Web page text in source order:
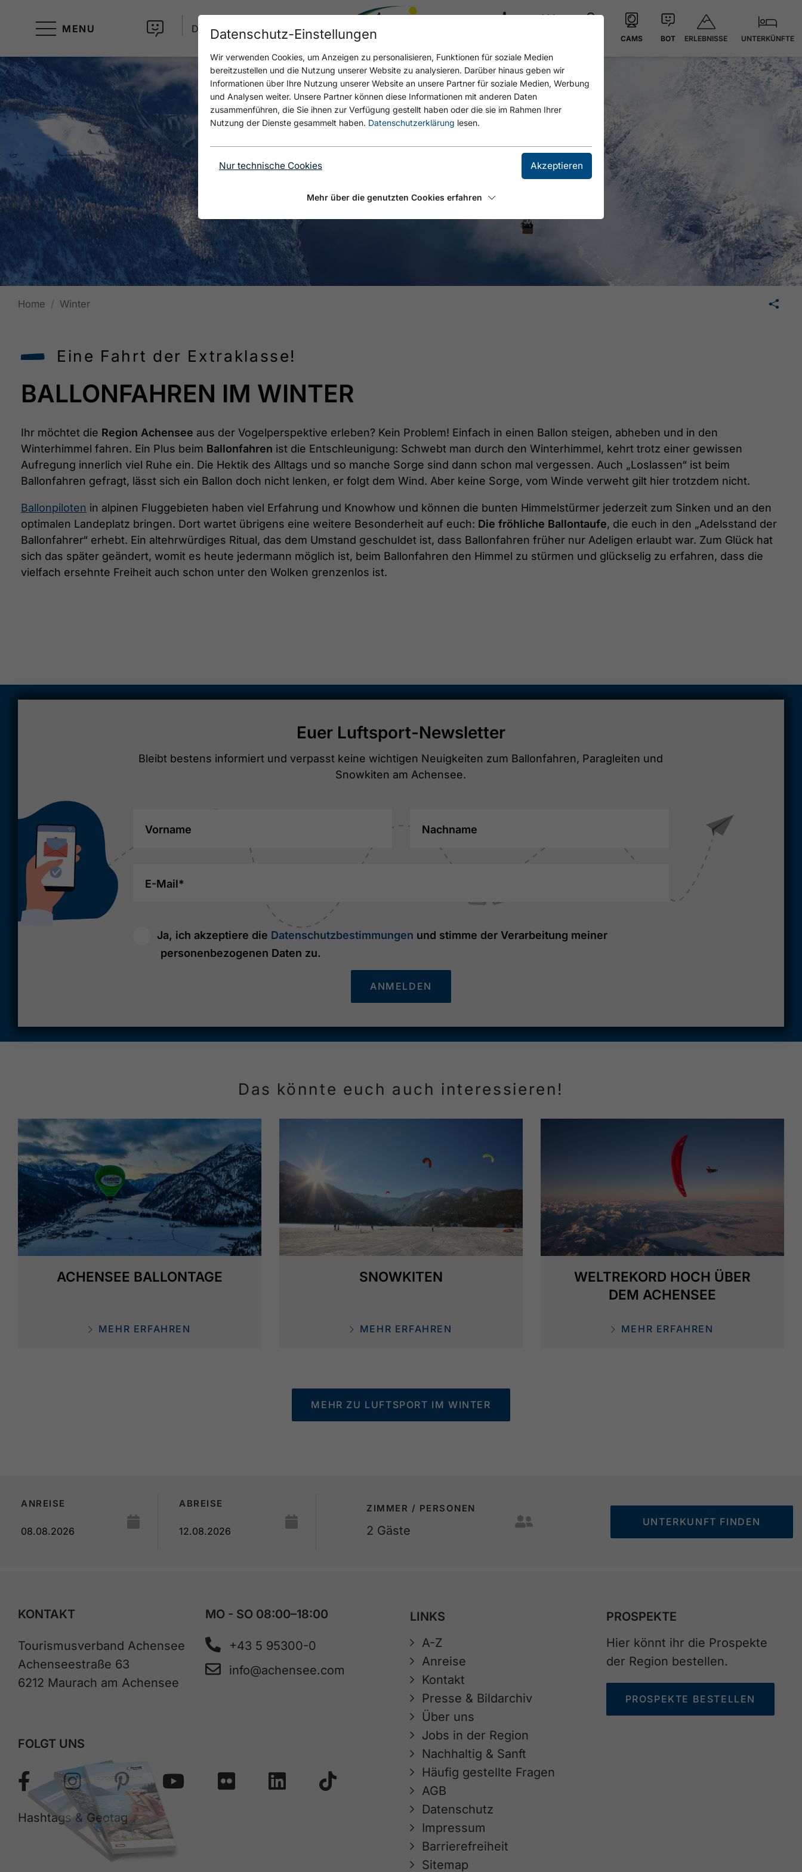
MENU DE
CAMS BOT ERLEBNISSE UNTERKÜNFTE
Home Winter 🛄
Eine Fahrt der Extraklasse!
BALLONFAHREN IM WINTER
Ihr möchtet die Region Achensee aus der Vogelperspektive erleben? Kein Problem! Einfach in einen Ballon steigen, abheben und in den
Winterhimmel fahren. Ein Plus beim Ballonfahren ist die Entschleunigung: Schwebt man durch den Winterhimmel, kehrt trotz einer gewissen
Aufregung innerlich viel Ruhe ein. Die Hektik des Alltags und so manche Sorge sind dann schon mal vergessen. Auch „Loslassen“ ist beim
Ballonfahren gefragt, lässt sich ein Ballon doch nicht lenken, er folgt dem Wind. Aber keine Sorge, vom Winde verweht gilt hier trotzdem nicht.
Ballonpiloten in alpinen Fluggebieten haben viel Erfahrung und Knowhow und können die bunten Himmelstürmer jederzeit zum Sinken und an den
optimalen Landeplatz bringen. Dort wartet übrigens eine weitere Besonderheit auf euch: Die fröhliche Ballontaufe, die euch in den „Adelsstand der
Ballonfahrer“ erhebt. Ein altehrwürdiges Ritual, das dem Umstand geschuldet ist, dass Ballonfahren früher nur Adeligen erlaubt war. Zum Glück hat
sich das später geändert, womit es heute jedermann möglich ist, beim Ballonfahren den Himmel zu stürmen und glückselig zu erfahren, dass die
vielfach ersehnte Freiheit auch schon unter den Wolken grenzenlos ist.
Euer Luftsport-Newsletter
Bleibt bestens informiert und verpasst keine wichtigen Neuigkeiten zum Ballonfahren, Paragleiten und
Snowkiten am Achensee.
Vorname Nachname
E-Mail*
Ja, ich akzeptiere die Datenschutzbestimmungen und stimme der Verarbeitung meiner
personenbezogenen Daten zu.
ANMELDEN
Das könnte euch auch interessieren!
ACHENSEE BALLONTAGE
MEHR ERFAHREN
SNOWKITEN
MEHR ERFAHREN
WELTREKORD HOCH ÜBER
DEM ACHENSEE
MEHR ERFAHREN
MEHR ZU LUFTSPORT IM WINTER
ANREISE ABREISE ZIMMER / PERSONEN
2 Gäste
UNTERKUNFT FINDEN
KONTAKT
Tourismusverband Achensee
Achenseestraße 63
6212 Maurach am Achensee
MO - SO 08:00–18:00
+43 5 95300-0
info@achensee.com
FOLGT UNS
Hashtags & Geotag
LINKS
A-Z
Anreise
Kontakt
Presse & Bildarchiv
Über uns
Jobs in der Region
Nachhaltig & Sanft
Häufig gestellte Fragen
AGB
Datenschutz
Impressum
Barrierefreiheit
Sitemap
PROSPEKTE
Hier könnt ihr die Prospekte
der Region bestellen.
PROSPEKTE BESTELLEN
Datenschutz-Einstellungen
Wir verwenden Cookies, um Anzeigen zu personalisieren, Funktionen für soziale Medien
bereitzustellen und die Nutzung unserer Website zu analysieren. Darüber hinaus geben wir
Informationen über Ihre Nutzung unserer Website an unsere Partner für soziale Medien, Werbung
und Analysen weiter. Unsere Partner können diese Informationen mit anderen Daten
zusammenführen, die Sie ihnen zur Verfügung gestellt haben oder die sie im Rahmen Ihrer
Nutzung der Dienste gesammelt haben. Datenschutzerklärung lesen.
Nur technische Cookies Akzeptieren
Mehr über die genutzten Cookies erfahren